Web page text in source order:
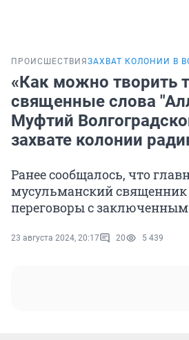
ПРОИСШЕСТВИЯ ЗАХВАТ КОЛОНИИ В
«Как можно творить
священные слова
Муфтий
захвате колонии
Ранее сообщалось, что
мусульманский
переговоры с
23 августа 2024, 20:17 20 5 439